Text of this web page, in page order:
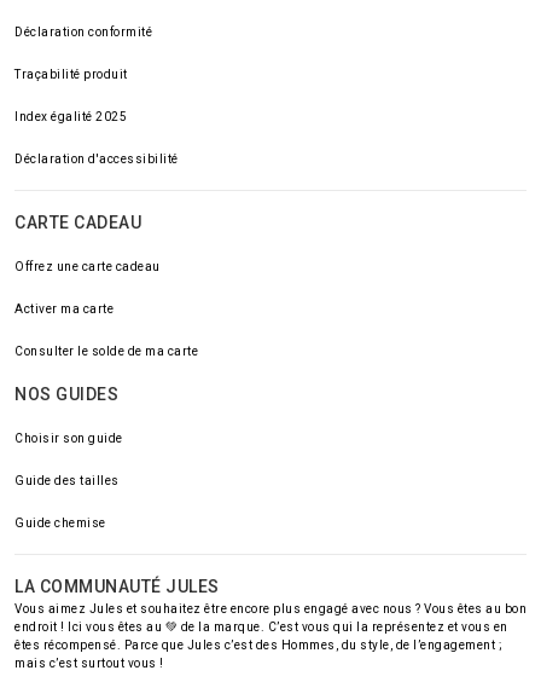
Déclaration conformité
Traçabilité produit
Index égalité 2025
Déclaration d'accessibilité
CARTE CADEAU
Offrez une carte cadeau
Activer ma carte
Consulter le solde de ma carte
NOS GUIDES
Choisir son guide
Guide des tailles
Guide chemise
LA COMMUNAUTÉ JULES
Vous aimez Jules et souhaitez être encore plus engagé avec nous ? Vous êtes au bon
endroit ! Ici vous êtes au 💚 de la marque. C’est vous qui la représentez et vous en
êtes récompensé. Parce que Jules c’est des Hommes, du style, de l’engagement ;
mais c’est surtout vous !